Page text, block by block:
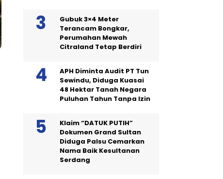
Gubuk 3×4 Meter
Terancam Bongkar,
Perumahan Mewah
Citraland Tetap Berdiri
APH Diminta Audit PT Tun
Sewindu, Diduga Kuasai
48 Hektar Tanah Negara
Puluhan Tahun Tanpa Izin
Klaim “DATUK PUTIH”
Dokumen Grand Sultan
Diduga Palsu Cemarkan
Nama Baik Kesultanan
Serdang